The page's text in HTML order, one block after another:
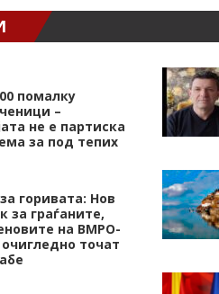
помалку
–
не е партиска
за под тепих
горивата: Нов
за граѓаните,
на ВМРО-
точат